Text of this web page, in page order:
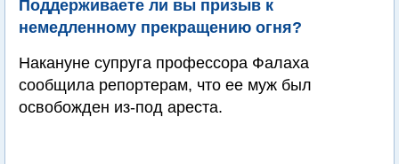
Поддерживаете ли вы призыв к
немедленному прекращению огня?
Накануне супруга профессора Фалаха
сообщила репортерам, что ее муж был
освобожден из-под ареста.